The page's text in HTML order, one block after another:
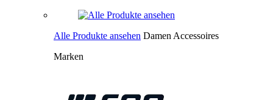
Alle Produkte ansehen Damen Accessoires
Marken